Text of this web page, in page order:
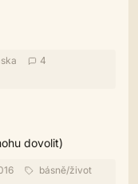
4
dovolit)
básně/život